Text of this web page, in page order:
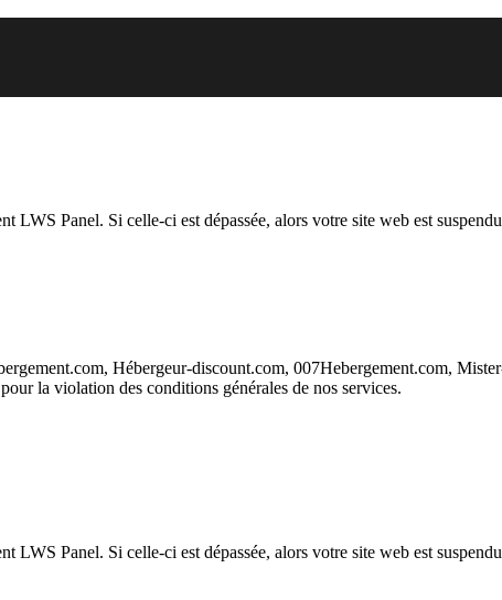
LWS Panel. Si celle-ci est dépassée, alors votre site web est
Hébergeur-discount.com, 007Hebergement.com,
la violation des conditions générales de nos services.
LWS Panel. Si celle-ci est dépassée, alors votre site web est